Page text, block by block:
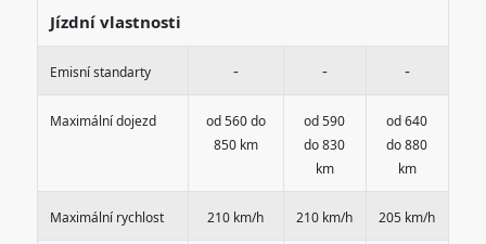
Jízdní vlastnosti
Emisní standarty - - -
Maximální dojezd
od 560 do
850 km
od 590
do 830
km
od 640
do 880
km
Maximální rychlost 210 km/h 210 km/h 205 km/h